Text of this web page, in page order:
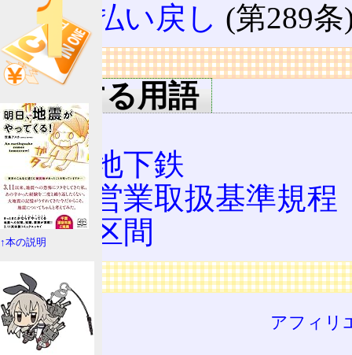
遅れ払い戻し (第289条
リンク
関連する用語
JR
都営地下鉄
旅客営業取扱基準規程
特定区間
広告
アフィリ
↑本の説明